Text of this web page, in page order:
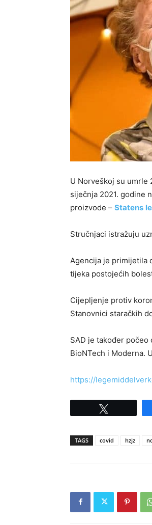
U Norveškoj su umrle
siječnja 2021. godine
proizvode – Statens
Stručnjaci istražuju
Agencija je primijetila
tijeka postojećih
Cijepljenje protiv
Stanovnici staračkih
SAD je također
BioNTech i Moderna.
https://
TAGS covid hzjz